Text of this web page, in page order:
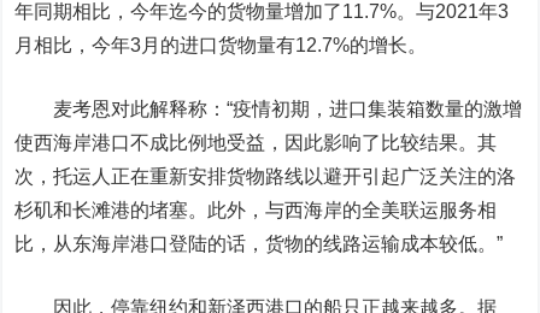
年同期相比，今年迄今的货物量增加了11.7%。与2021年3
月相比，今年3月的进口货物量有12.7%的增长。
麦考恩对此解释称：“疫情初期，进口集装箱数量的激增
使西海岸港口不成比例地受益，因此影响了比较结果。其
次，托运人正在重新安排货物路线以避开引起广泛关注的洛
杉矶和长滩港的堵塞。此外，与西海岸的全美联运服务相
比，从东海岸港口登陆的话，货物的线路运输成本较低。”
因此，停靠纽约和新泽西港口的船只正越来越多。据